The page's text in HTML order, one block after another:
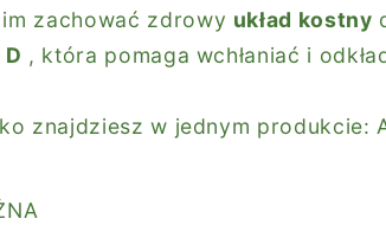
zachować zdrowy układ kostny
, która pomaga wchłaniać i
znajdziesz w jednym produkcie: